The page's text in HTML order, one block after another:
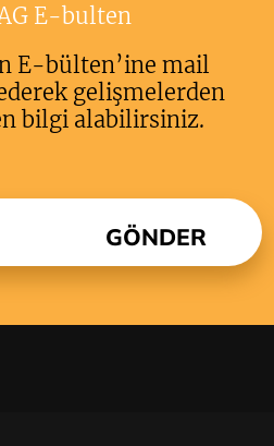
E-bulten
E-bülten’ine mail
gelişmelerden
bilgi alabilirsiniz.